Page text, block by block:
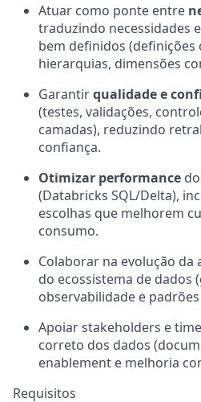
Atuar como ponte entre
traduzindo necessidades
bem definidos (definições
hierarquias, dimensões
Garantirqualidade e
(testes, validações,
camadas), reduzindo
confiança.
Otimizar performance
(Databricks SQL/Delta),
escolhas que melhorem
consumo.
Colaborar na evolução
do ecossistema de dados
observabilidade e
Apoiar stakeholders e
correto dos dados
enablement e melhoria
Requisitos